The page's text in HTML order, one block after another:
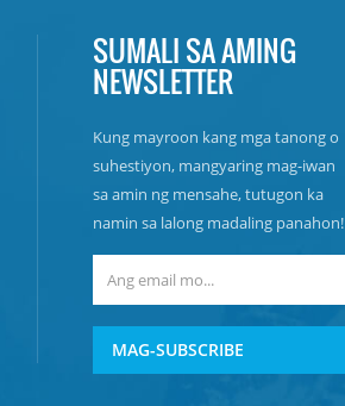
SUMALI SA AMING
NEWSLETTER
Kung mayroon kang mga tanong o
suhestiyon, mangyaring mag-iwan
sa amin ng mensahe, tutugon ka
namin sa lalong madaling panahon!
MAG-SUBSCRIBE